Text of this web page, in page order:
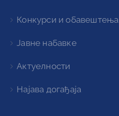
Конкурси и обавештења
Јавне набавке
Актуелности
Најава догађаја